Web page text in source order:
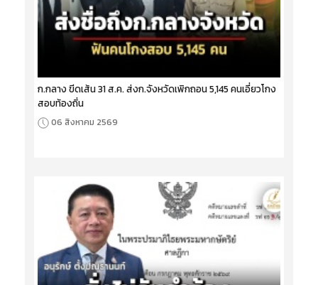
ก.กลาง ขีดเส้น 31 ส.ค. ส่งก.จังหวัดเพิกถอน 5,145 คนเอี่ยวโกง
สอบท้องถิ่น
06 สิงหาคม 2569